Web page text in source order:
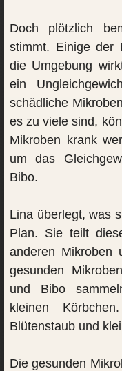
Doch plötzlich
stimmt. Einige der
die Umgebung
ein
schädliche
es zu viele sind,
Mikroben krank
um das
Bibo.
Lina überlegt, was
Plan. Sie teilt
anderen Mikroben
gesunden
und Bibo
kleinen
Blütenstaub und
Die gesunden